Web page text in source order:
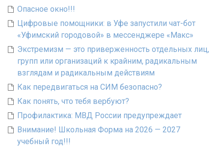
Опасное окно!!!
Цифровые помощники: в Уфе запустили чат-бот
«Уфимский городовой» в мессенджере «Макс»
Экстремизм — это приверженность отдельных лиц,
групп или организаций к крайним, радикальным
взглядам и радикальным действиям
Как передвигаться на СИМ безопасно?
Как понять, что тебя вербуют?
Профилактика: МВД России предупреждает
Внимание! Школьная Форма на 2026 — 2027
учебный год!!!